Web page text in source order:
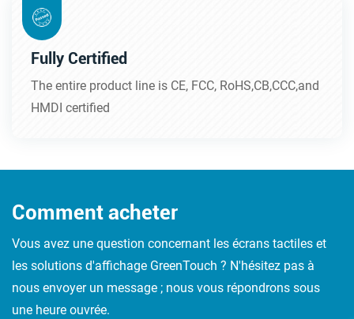
Fully Certified
The entire product line is CE, FCC, RoHS,CB,CCC,and
HMDI certified
Comment acheter
Vous avez une question concernant les écrans tactiles et
les solutions d'affichage GreenTouch ? N'hésitez pas à
nous envoyer un message ; nous vous répondrons sous
une heure ouvrée.